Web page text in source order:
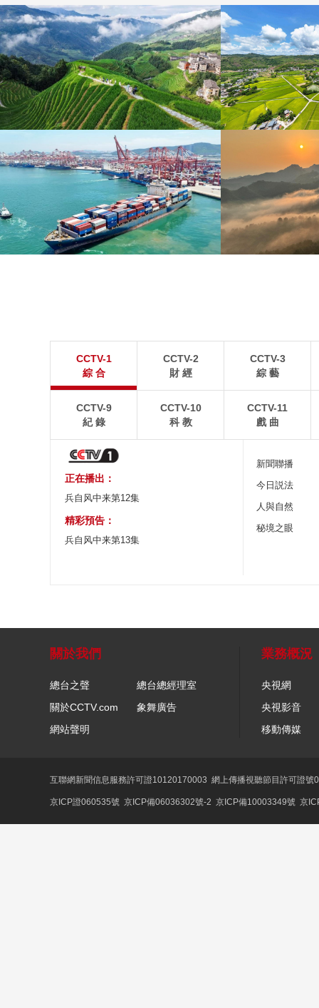
暑期出游 樂享美好時光
炎炎夏日，暑期旅游熱度持續攀升。人們親近山水，
重慶梁平：優質
8月6日，重慶梁平星
8月5日，“科倫坡”輪緩緩駛離山東港口青島港前灣聯
合集裝箱碼頭。
8月6日，河北承德，
CCTV-1
綜 合
CCTV-2
財 經
CCTV-3
綜 藝
CCTV-9
紀 錄
CCTV-10
科 教
CCTV-11
戲 曲
正在播出：
兵自风中来第12集
精彩預告：
兵自风中来第13集
新聞聯播
今日説法
人與自然
秘境之眼
關於我們
總台之聲
總台總經理室
關於CCTV.com
象舞廣告
網站聲明
業務概況
央視網
央視影音
移動傳媒
互聯網新聞信息服務許可證10120170003 網上傳播視聽節目許可證
京ICP證060535號 京ICP備06036302號-2 京ICP備10003349號 京